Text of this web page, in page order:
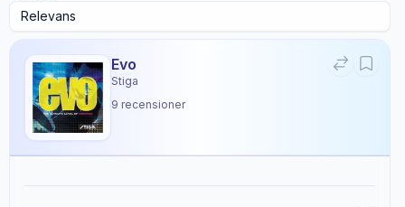
Evo
Stiga
9 recensioner